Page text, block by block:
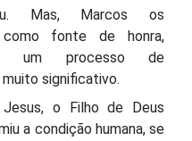
Mas, Marcos os
como fonte de honra,
um processo de
muito significativo.
o Filho de Deus
a condição humana, se